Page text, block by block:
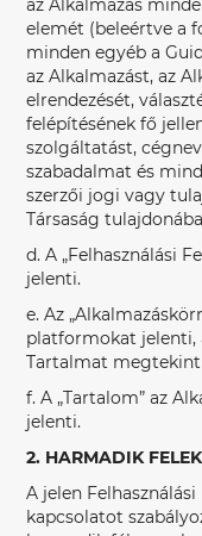
az Alkalmazás
elemét (beleértve a
minden egyéb a
az Alkalmazást, az
elrendezését,
felépítésének fő
szolgáltatást,
szabadalmat és
szerzői jogi vagy
Társaság
d. A „Felhasználási
jelenti.
e. Az
platformokat jelenti,
Tartalmat
f. A „Tartalom” az
jelenti.
2. HARMADIK
A jelen
kapcsolatot